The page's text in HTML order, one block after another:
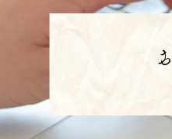
乳製品
家畜市場の市況情報
ふれあい食材
各部紹介